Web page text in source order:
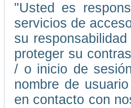
"Usted es
servicios de
su
proteger su
/ o inicio de
nombre de
en contacto con